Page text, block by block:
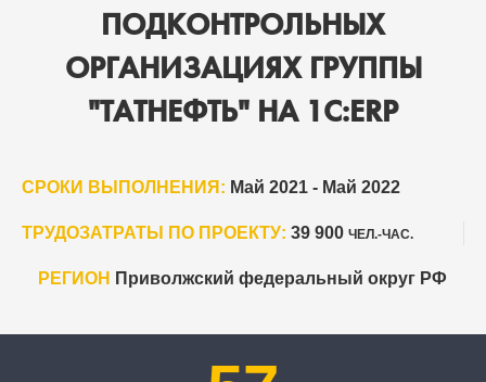
ПОДКОНТРОЛЬНЫХ
ОРГАНИЗАЦИЯХ ГРУППЫ
"ТАТНЕФТЬ" НА 1С:ERP
СРОКИ ВЫПОЛНЕНИЯ: Май 2021 - Май 2022
ТРУДОЗАТРАТЫ ПО ПРОЕКТУ: 39 900 ЧЕЛ.-ЧАС.
РЕГИОН Приволжский федеральный округ РФ